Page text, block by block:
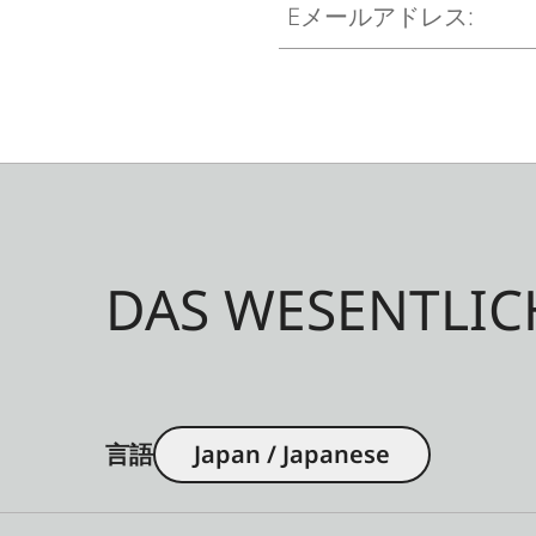
DAS
言語 Japan / Japanese